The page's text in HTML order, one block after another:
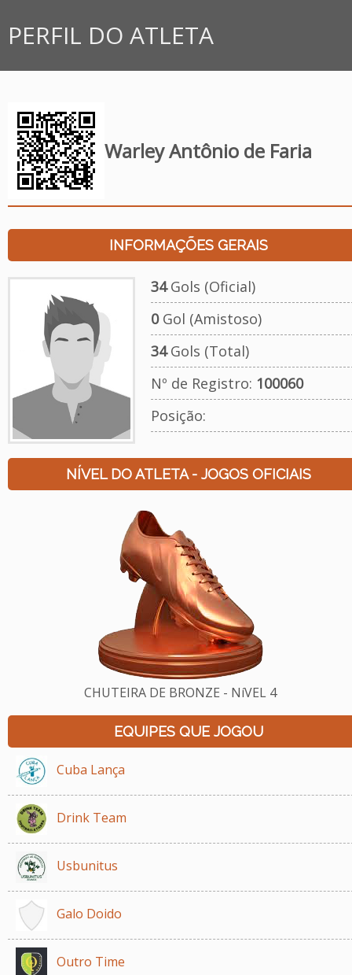
PERFIL DO ATLETA
Warley Antônio de Faria
INFORMAÇÕES GERAIS
34Gols (Oficial)
0Gol (Amistoso)
34Gols (Total)
Nº de Registro: 100060
Posição:
NÍVEL DO ATLETA - JOGOS OFICIAIS
CHUTEIRA DE BRONZE - NíVEL 4
EQUIPES QUE JOGOU
Cuba Lança
Drink Team
Usbunitus
Galo Doido
Outro Time